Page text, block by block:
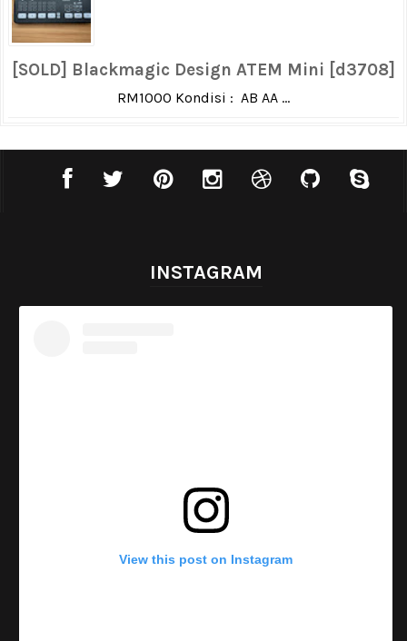
[SOLD] Blackmagic Design ATEM Mini [d3708]
RM1000 Kondisi : AB AA ...
INSTAGRAM
View this post on Instagram